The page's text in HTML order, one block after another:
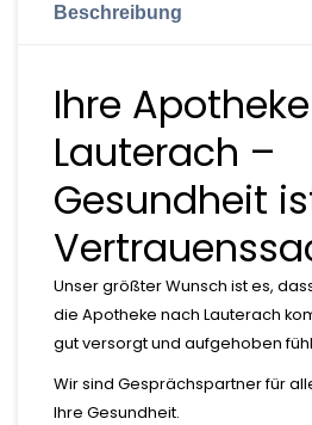
Beschreibung
Ihre
Lauterach –
Gesundheit
Unser größter Wunsch ist es,
die Apotheke nach Lauterach
gut versorgt und aufgehoben
Wir sind Gesprächspartner für
Ihre Gesundheit.